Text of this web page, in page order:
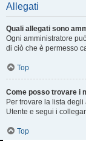
Allegati
Quali allegati sono
Ogni amministratore
di ciò che è permesso
Top
Come posso trovare i
Per trovare la lista
Utente e segui i
Top